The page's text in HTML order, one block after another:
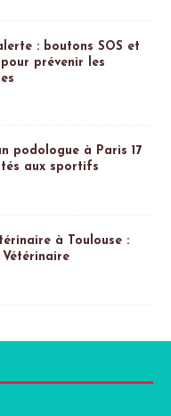
: boutons SOS et
prévenir les
podologue à Paris 17
aux sportifs
à Toulouse :
Vétérinaire